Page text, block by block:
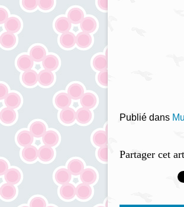
Publié dans
Partager cet